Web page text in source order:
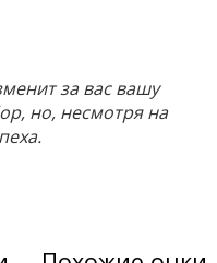
за вас вашу
но, несмотря на